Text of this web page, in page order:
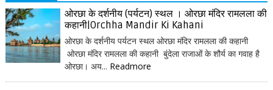
ओरछा के दर्शनीय (पर्यटन) स्थल । ओरछा मंदिर रामलला की
कहानी|Orchha Mandir Ki Kahani
ओरछा के दर्शनीय पर्यटन स्थल ओरछा मंदिर रामलला की कहानी
ओरछा मंदिर रामलला की कहानी बुंदेला राजाओं के शौर्य का गवाह है
ओरछा। अय... Readmore